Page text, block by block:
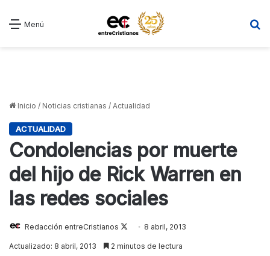
Menú
Inicio / Noticias cristianas / Actualidad
ACTUALIDAD
Condolencias por muerte
del hijo de Rick Warren en
las redes sociales
Redacción entreCristianos
Follow
on
8 abril, 2013
Actualizado: 8 abril, 2013 2 minutos de lectura